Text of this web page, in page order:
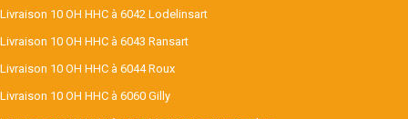
Livraison 10 OH HHC à 6042 Lodelinsart
Livraison 10 OH HHC à 6043 Ransart
Livraison 10 OH HHC à 6044 Roux
Livraison 10 OH HHC à 6060 Gilly